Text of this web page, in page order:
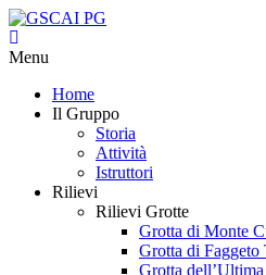
Menu
Home
Il Gruppo
Storia
Attività
Istruttori
Rilievi
Rilievi Grotte
Grotta di Monte
Grotta di Faggeto
Grotta